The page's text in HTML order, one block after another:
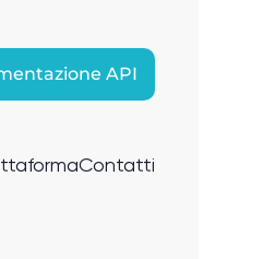
API
Contatti